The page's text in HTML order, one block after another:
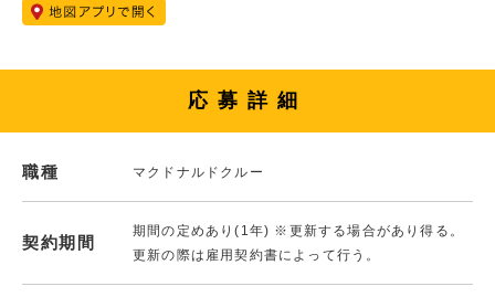
応募詳細
職種 マクドナルドクルー
契約期間
期間の定めあり(1年) ※更新する場合があり得る。
更新の際は雇用契約書によって行う。